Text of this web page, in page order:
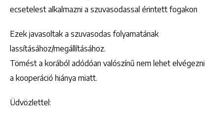
ecsetelest alkalmazni a szuvasodassal érintett fogakon
Ezek javasoltak a szuvasodas folyamatának
lassításához/megállításához.
Tömést a korából adódóan valószínű nem lehet elvégezni
a kooperáció hiánya miatt.
Üdvözlettel: